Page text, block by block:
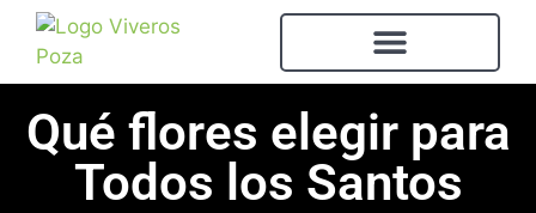
Qué flores elegir para
Todos los Santos